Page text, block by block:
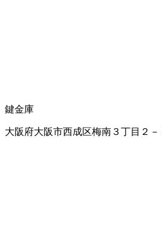
鍵金庫
大阪府大阪市西成区梅南３丁目２－